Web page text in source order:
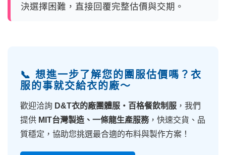
決選擇困難，直接回覆完整估價與交期。
📞 想進一步了解您的團服估價嗎？衣
服的事就交給衣的廠～
歡迎洽詢 D&T衣的廠團體服・百格餐飲制服 ，我們
提供 MIT台灣製造、一條龍生產服務，快速交貨、品
質穩定，協助您挑選最合適的布料與製作方案！